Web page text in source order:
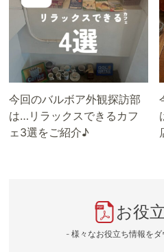
今回のバルボア外観探訪部
は…リラックスできるカフ
ェ3選をご紹介♪
お役
- 様々なお役立ち情報を